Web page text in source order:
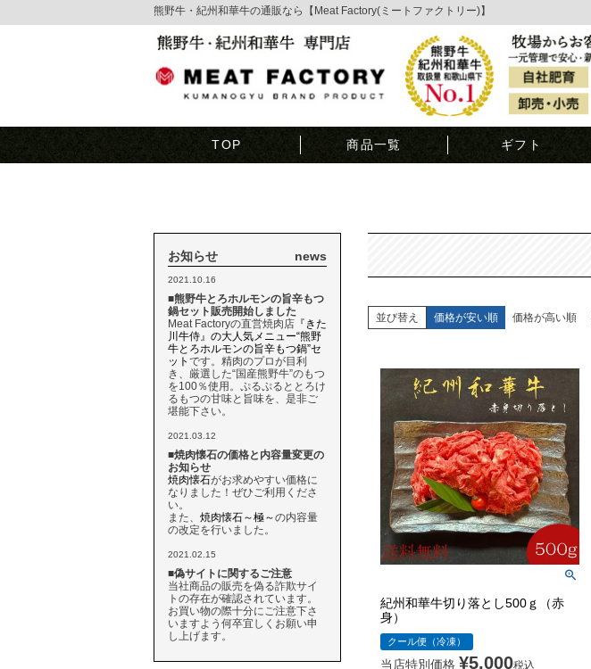
熊野牛・紀州和華牛の通販なら【Meat Factory(ミートファクトリー)】
TOP 商品一覧 ギフト
お知らせ news
2021.10.16
■熊野牛とろホルモンの旨辛もつ
鍋セット販売開始しました
Meat Factoryの直営焼肉店 『きた
川牛侍』の大人気メニュー“熊野
牛とろホルモンの旨辛もつ鍋”セ
ット です。精肉のプロが目利
き、厳選した“国産熊野牛”のもつ
を100％使用。ぷるぷるととろけ
るもつの甘味と旨味を、是非ご
堪能下さい。
2021.03.12
■焼肉懐石の価格と内容量変更の
お知らせ
焼肉懐石がお求めやすい価格に
なりました！ぜひご利用くださ
い。
また、 焼肉懐石～極～の内容量
の改定を行いました。
2021.02.15
■偽サイトに関するご注意
当社商品の販売を偽る詐欺サイ
トの存在が確認されています。
お買い物の際十分にご注意下さ
いますよう何卒宜しくお願い申
し上げます。
並び替え 価格が安い順 価格が高い順
紀州和華牛切り落とし500ｇ（赤
身）
クール便（冷凍）
当店特別価格 ¥5,000税込